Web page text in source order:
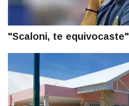
"Scaloni, te equivocaste"